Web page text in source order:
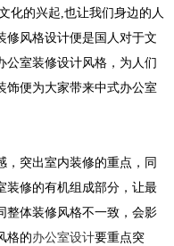
化的兴起,也让我们身边的人
修风格设计便是国人对于文
公室装修设计风格，为人们
饰便为大家带来中式办公室
，突出室内装修的重点，同
装修的有机组成部分，让最
整体装修风格不一致，会影
格的办公室设计要重点突